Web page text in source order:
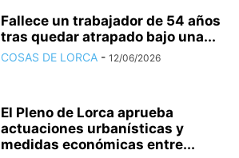
Fallece un trabajador de 54 años
tras quedar atrapado bajo una...
COSAS DE LORCA - 12/06/2026
El Pleno de Lorca aprueba
actuaciones urbanísticas y
medidas económicas entre...